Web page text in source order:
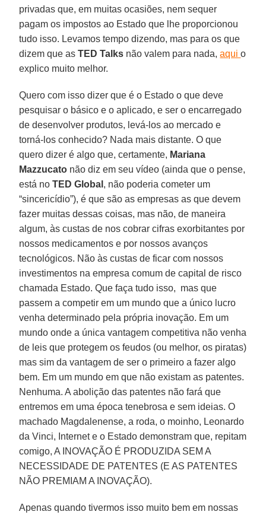
privadas que, em muitas ocasiões, nem sequer
pagam os impostos ao Estado que lhe proporcionou
tudo isso. Levamos tempo dizendo, mas para os que
dizem que asTED Talks não valem para nada,aquio
explico muito melhor.
Quero com isso dizer que é o Estado o que deve
pesquisar o básico e o aplicado, e ser o encarregado
de desenvolver produtos, levá-los ao mercado e
torná-los conhecido? Nada mais distante. O que
quero dizer é algo que, certamente, Mariana
Mazzucato não diz em seu vídeo (ainda que o pense,
está noTED Global , não poderia cometer um
“sincericídio”), é que são as empresas as que devem
fazer muitas dessas coisas, mas não, de maneira
algum, às custas de nos cobrar cifras exorbitantes por
nossos medicamentos e por nossos avanços
tecnológicos. Não às custas de ficar com nossos
investimentos na empresa comum de capital de risco
chamada Estado. Que faça tudo isso, mas que
passem a competir em um mundo que a único lucro
venha determinado pela própria inovação. Em um
mundo onde a única vantagem competitiva não venha
de leis que protegem os feudos (ou melhor, os piratas)
mas sim da vantagem de ser o primeiro a fazer algo
bem. Em um mundo em que não existam as patentes.
Nenhuma. A abolição das patentes não fará que
entremos em uma época tenebrosa e sem ideias. O
machado Magdalenense, a roda, o moinho, Leonardo
da Vinci, Internet e o Estado demonstram que, repitam
comigo, A INOVAÇÃO É PRODUZIDA SEM A
NECESSIDADE DE PATENTES (E AS PATENTES
NÃO PREMIAM A INOVAÇÃO).
Apenas quando tivermos isso muito bem em nossas